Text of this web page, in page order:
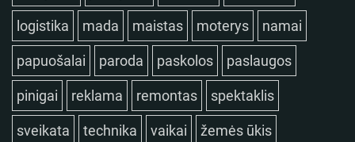
logistika mada maistas moterys namai
papuošalai paroda paskolos paslaugos
pinigai reklama remontas spektaklis
sveikata technika vaikai žemės ūkis